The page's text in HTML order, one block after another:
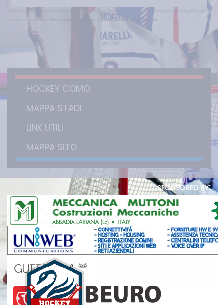
made with love from Appartamenti vacanza a Corralejo - Fuerteventura
HOCKEY COMO
MAPPA STADI
LINK UTILI
MAPPA SITO
sponsored by: